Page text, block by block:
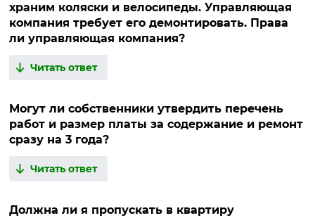
храним коляски и велосипеды. Управляющая
компания требует его демонтировать. Права
ли управляющая компания?
Читать ответ
Могут ли собственники утвердить перечень
работ и размер платы за содержание и ремонт
сразу на 3 года?
Читать ответ
Должна ли я пропускать в квартиру